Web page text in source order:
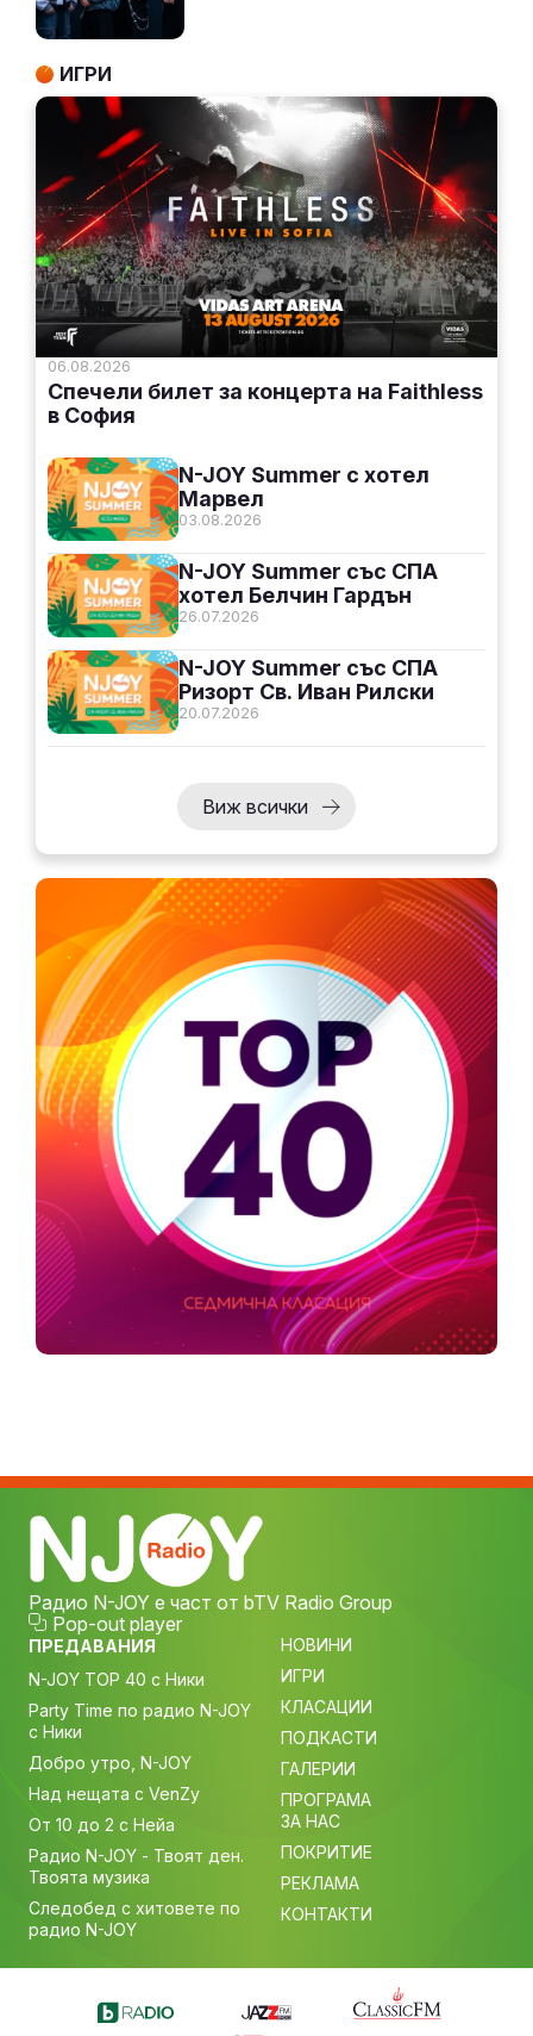
ИГРИ
06.08.2026
Спечели билет за концерта на Faithless
в София
03.08.2026
N-JOY Summer с хотел
Марвел
26.07.2026
N-JOY Summer със СПА
хотел Белчин Гардън
20.07.2026
N-JOY Summer със СПА
Ризорт Св. Иван Рилски
Виж всички
Радио N-JOY е част от bTV Radio Group
Pop-out player
ПРЕДАВАНИЯ
N-JOY TOP 40 с Ники
Party Time по радио N-JOY
с Ники
Добро утро, N-JOY
Над нещата с VenZy
От 10 до 2 с Нейа
Радио N-JOY - Твоят ден.
Твоята музика
Следобед с хитовете по
радио N-JOY
НОВИНИ
ИГРИ
КЛАСАЦИИ
ПОДКАСТИ
ГАЛЕРИИ
ПРОГРАМА
ЗА НАС
ПОКРИТИЕ
РЕКЛАМА
КОНТАКТИ